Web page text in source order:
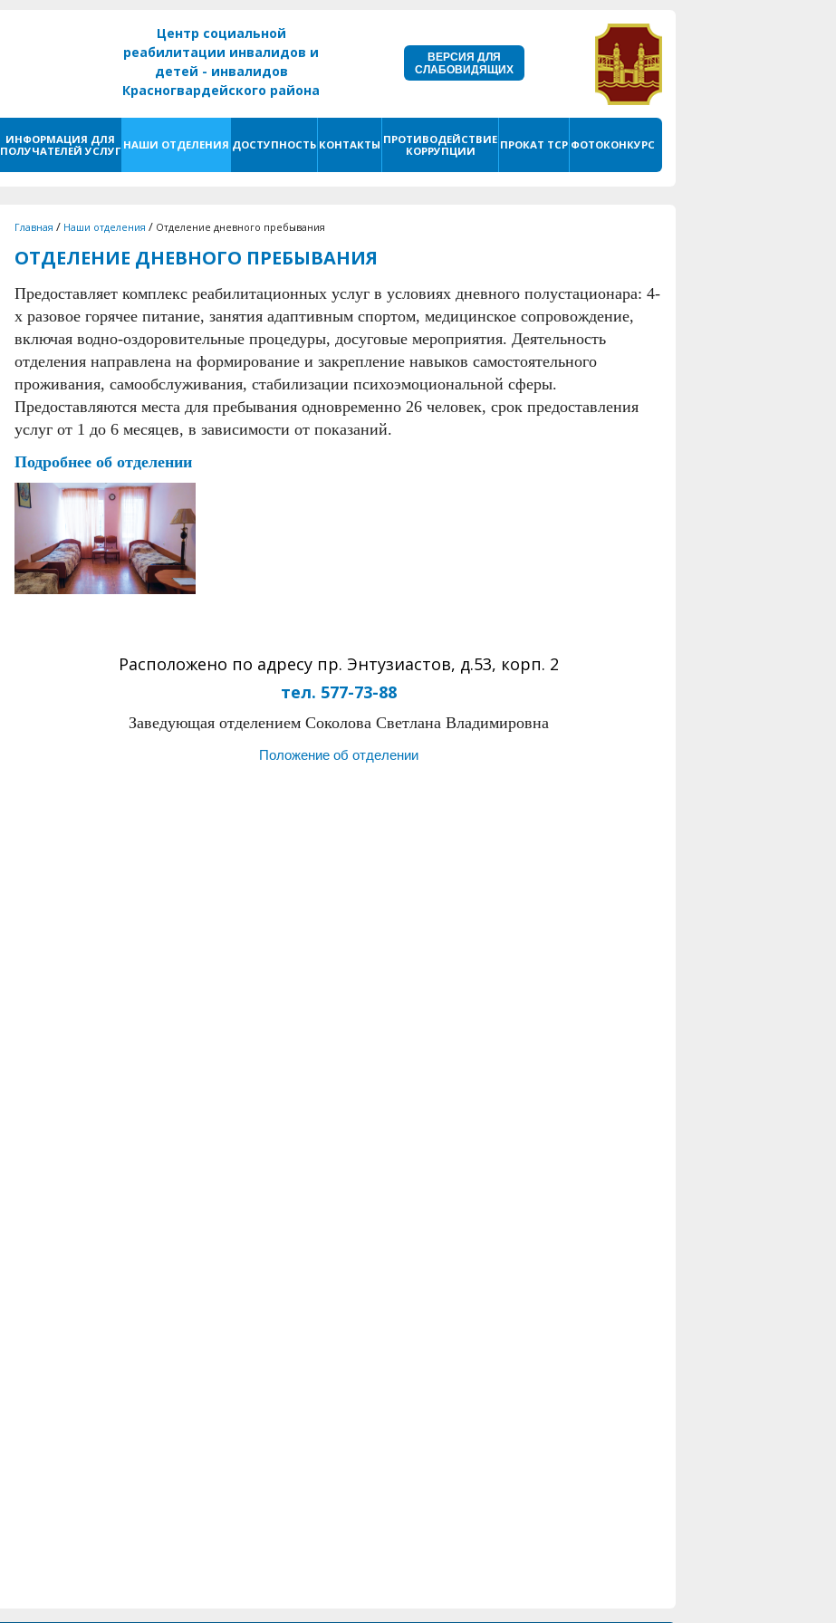
Центр социальной
реабилитации инвалидов и
детей - инвалидов
Красногвардейского района
ВЕРСИЯ ДЛЯ
СЛАБОВИДЯЩИХ
ИНФОРМАЦИЯ ДЛЯ
ПОЛУЧАТЕЛЕЙ УСЛУГ НАШИ ОТДЕЛЕНИЯ ДОСТУПНОСТЬ КОНТАКТЫ ПРОТИВОДЕЙСТВИЕ
КОРРУПЦИИ
ПРОКАТ ТСР ФОТОКОНКУРС
Главная / Наши отделения / Отделение дневного пребывания
ОТДЕЛЕНИЕ ДНЕВНОГО ПРЕБЫВАНИЯ
Предоставляет комплекс реабилитационных услуг в условиях дневного полустационара: 4-
х разовое горячее питание, занятия адаптивным спортом, медицинское сопровождение,
включая водно-оздоровительные процедуры, досуговые мероприятия. Деятельность
отделения направлена на формирование и закрепление навыков самостоятельного
проживания, самообслуживания, стабилизации психоэмоциональной сферы.
Предоставляются места для пребывания одновременно 26 человек, срок предоставления
услуг от 1 до 6 месяцев, в зависимости от показаний.
Подробнее об отделении
Расположено по адресу пр. Энтузиастов, д.53, корп. 2
тел. 577-73-88
Заведующая отделением Соколова Светлана Владимировна
Положение об отделении